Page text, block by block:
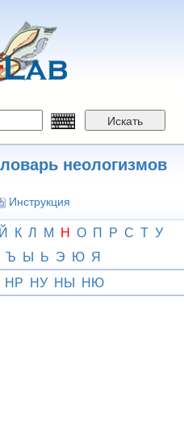
Искать
неологизмов
Инструкция
Й К Л М Н О П Р С Т У
Ъ Ы Ь Э Ю Я
НР НУ НЫ НЮ